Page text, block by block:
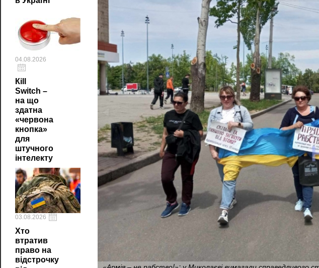
04.08.2026
Кill
Switch –
на що
здатна
«червона
кнопка»
для
штучного
інтелекту
03.08.2026
Хто
втратив
право на
відстрочку